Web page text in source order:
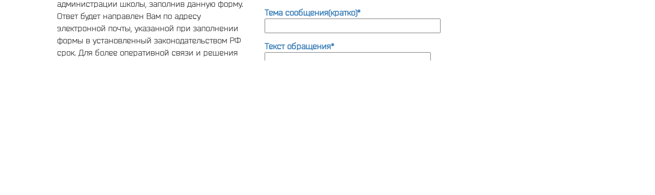
администрации школы, заполнив данную форму.
Ответ будет направлен Вам по адресу
электронной почты, указанной при заполнении
формы в установленный законодательством РФ
срок. Для более оперативной связи и решения
Тема сообщения(кратко)*
Текст обращения*